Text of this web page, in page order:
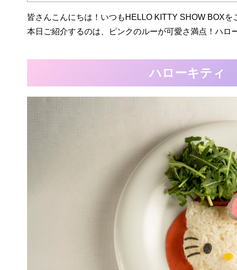
皆さんこんにちは！いつもHELLO KITTY SHOW BOXを
本日ご紹介するのは、ピンクのルーが可愛さ満点！ハロ
ハローキティ